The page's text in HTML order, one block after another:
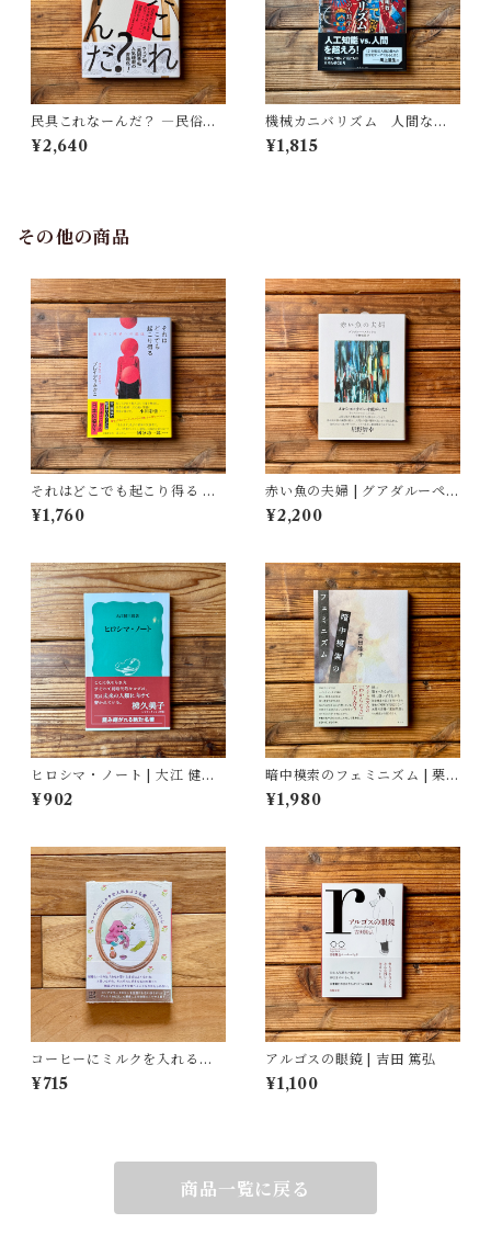
民具これなーんだ？ ―民俗学
者・宮本常一が美術大学に遺
した民具コレクション | 加藤幸
¥2,640
機械カニバリズム 人間なき
あとの人類学へ｜久保 明教
¥1,815
その他の商品
それはどこでも起こり得る 壊
れゆく世界への抵抗 | ブレイデ
ィ みかこ
¥1,760
赤い魚の夫婦 | グアダルーペ・
ネッテル, 宇野和美(訳)
¥2,200
ヒロシマ・ノート | 大江 健三
郎
¥902
暗中模索のフェミニズム | 栗田
隆子
¥1,980
コーヒーにミルクを入れるよ
うな愛 | くどう れいん
¥715
アルゴスの眼鏡 | 吉田 篤弘
¥1,100
商品一覧に戻る